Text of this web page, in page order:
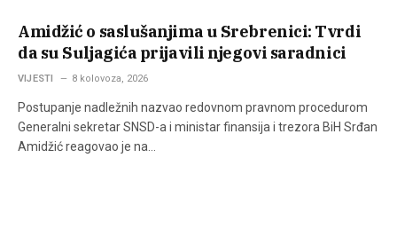
Amidžić o saslušanjima u Srebrenici: Tvrdi
da su Suljagića prijavili njegovi saradnici
VIJESTI 8 kolovoza, 2026
Postupanje nadležnih nazvao redovnom pravnom procedurom
Generalni sekretar SNSD-a i ministar finansija i trezora BiH Srđan
Amidžić reagovao je na…